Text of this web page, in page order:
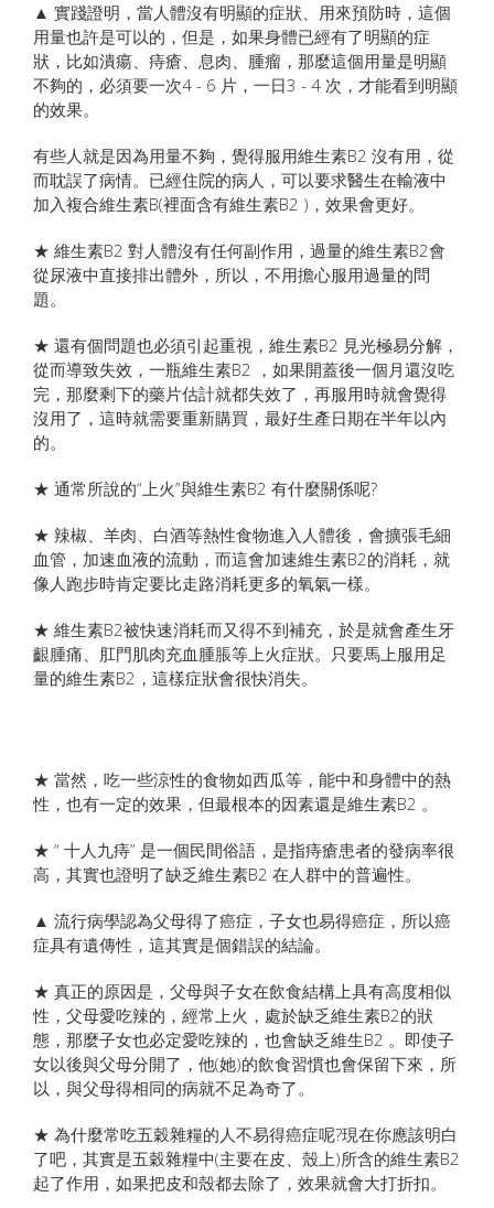
▲ 實踐證明，當人體沒有明顯的症狀、用來預防時，這個
用量也許是可以的，但是，如果身體已經有了明顯的症
狀，比如潰瘍、痔瘡、息肉、腫瘤，那麼這個用量是明顯
不夠的，必須要一次4 - 6 片，一日3 - 4 次，才能看到明顯
的效果。
有些人就是因為用量不夠，覺得服用維生素B2 沒有用，從
而耽誤了病情。已經住院的病人，可以要求醫生在輸液中
加入複合維生素B(裡面含有維生素B2 )，效果會更好。
★ 維生素B2 對人體沒有任何副作用，過量的維生素B2會
從尿液中直接排出體外，所以，不用擔心服用過量的問
題。
★ 還有個問題也必須引起重視，維生素B2 見光極易分解，
從而導致失效，一瓶維生素B2 ，如果開蓋後一個月還沒吃
完，那麼剩下的藥片估計就都失效了，再服用時就會覺得
沒用了，這時就需要重新購買，最好生產日期在半年以內
的。
★ 通常所說的“上火”與維生素B2 有什麼關係呢?
★ 辣椒、羊肉、白酒等熱性食物進入人體後，會擴張毛細
血管，加速血液的流動，而這會加速維生素B2的消耗，就
像人跑步時肯定要比走路消耗更多的氧氣一樣。
★ 維生素B2被快速消耗而又得不到補充，於是就會產生牙
齦腫痛、肛門肌肉充血腫脹等上火症狀。只要馬上服用足
量的維生素B2，這樣症狀會很快消失。
★ 當然，吃一些涼性的食物如西瓜等，能中和身體中的熱
性，也有一定的效果，但最根本的因素還是維生素B2 。
★ “ 十人九痔” 是一個民間俗語，是指痔瘡患者的發病率很
高，其實也證明了缺乏維生素B2 在人群中的普遍性。
▲ 流行病學認為父母得了癌症，子女也易得癌症，所以癌
症具有遺傳性，這其實是個錯誤的結論。
★ 真正的原因是，父母與子女在飲食結構上具有高度相似
性，父母愛吃辣的，經常上火，處於缺乏維生素B2的狀
態，那麼子女也必定愛吃辣的，也會缺乏維生B2 。即使子
女以後與父母分開了，他(她)的飲食習慣也會保留下來，所
以，與父母得相同的病就不足為奇了。
★ 為什麼常吃五穀雜糧的人不易得癌症呢?現在你應該明白
了吧，其實是五穀雜糧中(主要在皮、殼上)所含的維生素B2
起了作用，如果把皮和殼都去除了，效果就會大打折扣。